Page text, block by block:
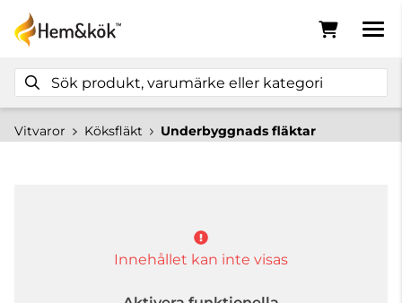
Vitvaror Köksfläkt Underbyggnads fläktar
Innehållet kan inte visas